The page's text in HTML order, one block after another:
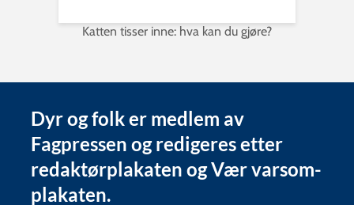
Katten tisser inne: hva kan du gjøre?
Dyr og folk er medlem av
Fagpressen og redigeres etter
redaktørplakaten og Vær varsom-
plakaten.